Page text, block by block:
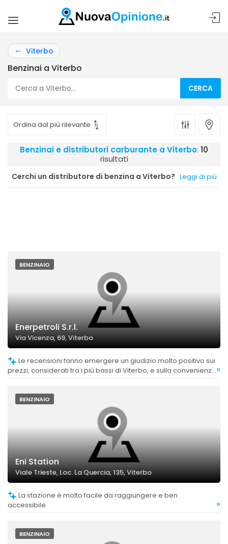
Viterbo
Benzinai a Viterbo
CERCA
Benzinai e distributori carburante a Viterbo: 10
risultati
Cerchi un distributore di benzina a Viterbo? Leggi di più
BENZINAIO
Enerpetroli S.r.l.
Via Vicenza, 69, Viterbo
prezzi, considerati tra i più bassi di Viterbo, e sulla convenienza»
BENZINAIO
Eni Station
Viale Trieste, Loc. La Quercia, 135, Viterbo
accessibile.
»
BENZINAIO